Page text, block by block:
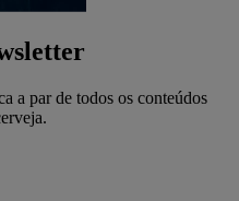
a par de todos os conteúdos